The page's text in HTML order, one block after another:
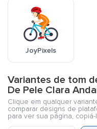
JoyPixels
Variantes de tom
De Pele Clara
Clique em qualquer
comparar designs de
para ver sua página,